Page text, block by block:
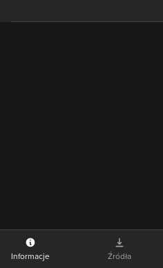
Informacje Źródła